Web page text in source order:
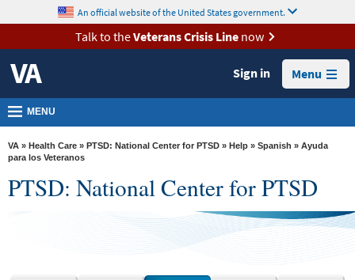
VA
Health
Benefits
Burials &
Memorials
About
VA
content
An official website of the United States government.
Talk to theVeterans Crisis Linenow
Sign in Menu
MENU
VA » Health Care » PTSD: National Center for PTSD » Help » Spanish » Ayuda
para los Veteranos
PTSD: National Center for PTSD